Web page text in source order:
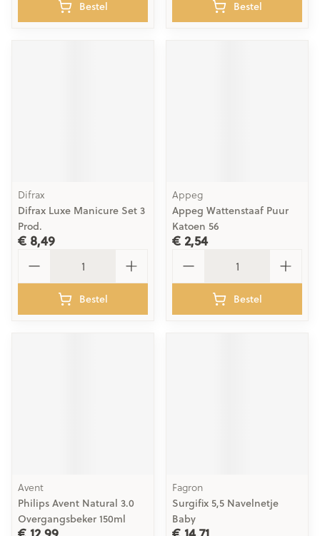
Bestel Bestel
Difrax
Difrax Luxe Manicure Set 3
Prod.
€ 8,49
Bestel
Appeg
Appeg Wattenstaaf Puur
Katoen 56
€ 2,54
Bestel
Avent
Philips Avent Natural 3.0
Overgangsbeker 150ml
Fagron
Surgifix 5,5 Navelnetje
Baby